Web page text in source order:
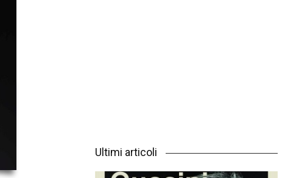
Ultimi articoli